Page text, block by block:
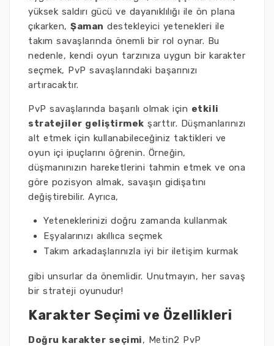
yüksek saldırı gücü ve dayanıklılığı ile ön plana
çıkarken, Şaman destekleyici yetenekleri ile
takım savaşlarında önemli bir rol oynar. Bu
nedenle, kendi oyun tarzınıza uygun bir karakter
seçmek, PvP savaşlarındaki başarınızı
artıracaktır.
PvP savaşlarında başarılı olmak için etkili
stratejiler geliştirmek şarttır. Düşmanlarınızı
alt etmek için kullanabileceğiniz taktikleri ve
oyun içi ipuçlarını öğrenin. Örneğin,
düşmanınızın hareketlerini tahmin etmek ve ona
göre pozisyon almak, savaşın gidişatını
değiştirebilir. Ayrıca,
Yeteneklerinizi doğru zamanda kullanmak
Eşyalarınızı akıllıca seçmek
Takım arkadaşlarınızla iyi bir iletişim kurmak
gibi unsurlar da önemlidir. Unutmayın, her savaş
bir strateji oyunudur!
Karakter Seçimi ve Özellikleri
Doğru karakter seçimi, Metin2 PvP